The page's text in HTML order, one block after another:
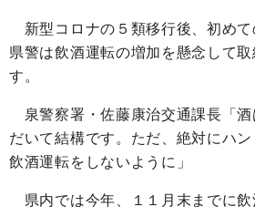
新型コロナの５類移行後、初めて
県警は飲酒運転の増加を懸念して
す。
泉警察署・佐藤康治交通課長「酒
だいて結構です。ただ、絶対にハン
飲酒運転をしないように」
県内では今年、１１月末までに